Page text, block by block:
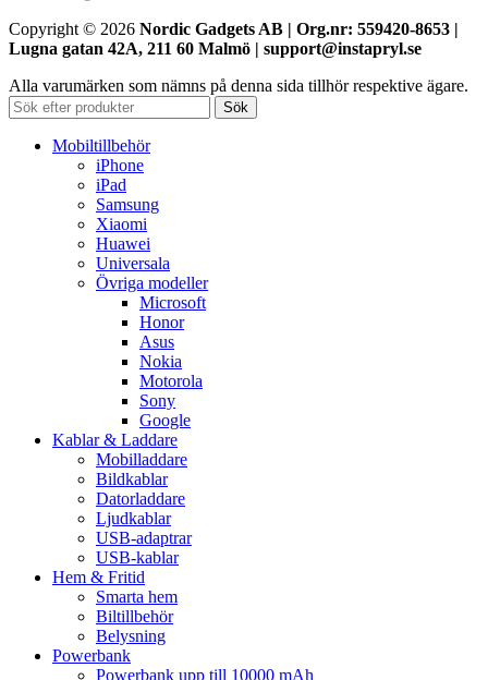
Copyright © 2026 Nordic Gadgets AB | Org.nr: 559420-8653 |
Lugna gatan 42A, 211 60 Malmö | support@instapryl.se
Alla varumärken som nämns på denna sida tillhör respektive ägare.
Sök
Mobiltillbehör
iPhone
iPad
Samsung
Xiaomi
Huawei
Universala
Övriga modeller
Microsoft
Honor
Asus
Nokia
Motorola
Sony
Google
Kablar & Laddare
Mobilladdare
Bildkablar
Datorladdare
Ljudkablar
USB-adaptrar
USB-kablar
Hem & Fritid
Smarta hem
Biltillbehör
Belysning
Powerbank
Powerbank upp till 10000 mAh